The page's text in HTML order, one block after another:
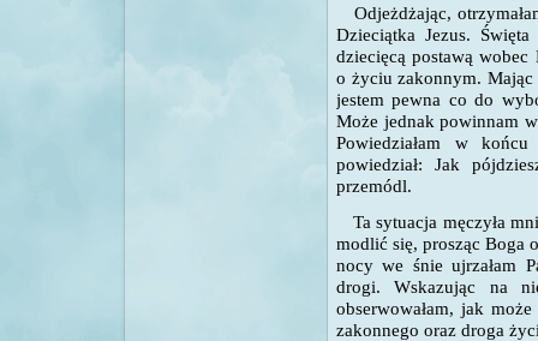
Odjeżdżając,
Dzieciątka Jezus.
dziecięcą postawą
o życiu zakonnym.
jestem pewna co do
Może jednak powinnam
Powiedziałam w
powiedział: Jak
przemódl.
Ta sytuacja męczyła
modlić się, prosząc Boga
nocy we śnie ujrzałam
drogi. Wskazując na
obserwowałam, jak
zakonnego oraz droga